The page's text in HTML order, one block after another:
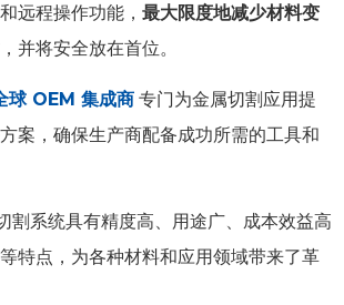
远程操作功能， 最大限度地减少材料变
并将安全放在首位。
OEM 集成商 专门为金属切割应用提
案，确保生产商配备成功所需的工具和
割系统具有精度高、用途广、成本效益高
特点，为各种材料和应用领域带来了革